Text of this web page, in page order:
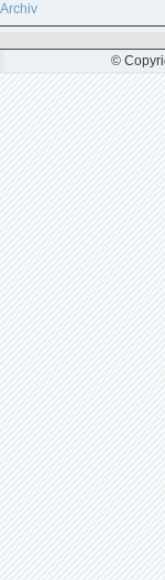
Archiv
©